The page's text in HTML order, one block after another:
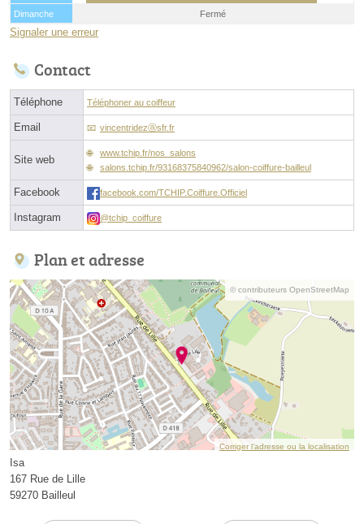
Dimanche
Fermé
Signaler une erreur
Contact
Téléphone Téléphoner au coiffeur
Email vincentridezⓐsfr.fr
Site web
www.tchip.fr/nos_salons
salons.tchip.fr/93168375840962/salon-coiffure-bailleul
Facebook facebook.com/TCHIP.Coiffure.Officiel
Instagram @tchip_coiffure
Plan et adresse
© contributeurs OpenStreetMap
Corriger l’adresse ou la localisation
Isa
167 Rue de Lille
59270 Bailleul